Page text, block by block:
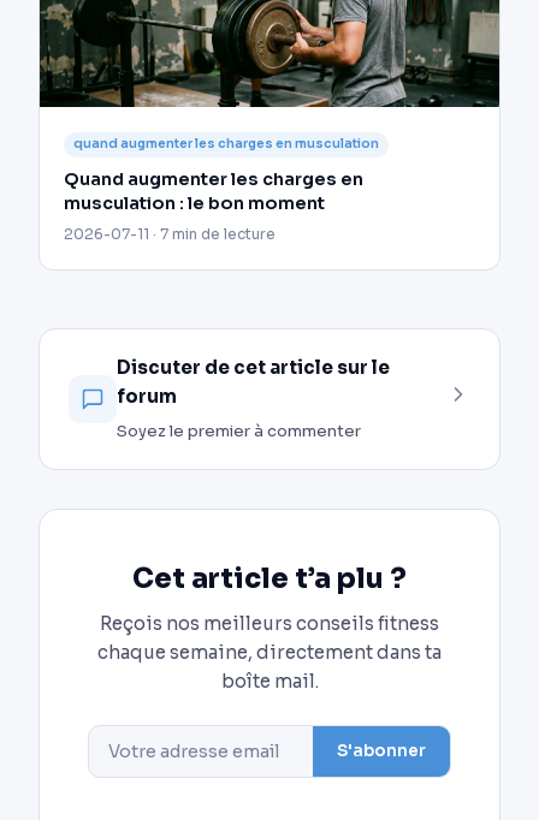
quand augmenter les charges en musculation
Quand augmenter les charges en
musculation : le bon moment
2026-07-11 · 7 min de lecture
Discuter de cet article sur le
forum
Soyez le premier à commenter
Cet article t’a plu ?
Reçois nos meilleurs conseils fitness
chaque semaine, directement dans ta
boîte mail.
S'abonner